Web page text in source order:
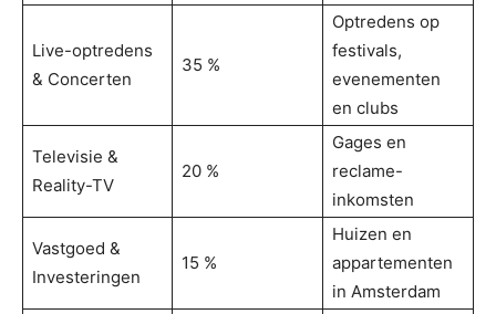
Live-optredens
& Concerten
35 %
Optredens op
festivals,
evenementen
en clubs
Televisie &
Reality-TV
20 %
Gages en
reclame-
inkomsten
Vastgoed &
Investeringen
15 %
Huizen en
appartementen
in Amsterdam